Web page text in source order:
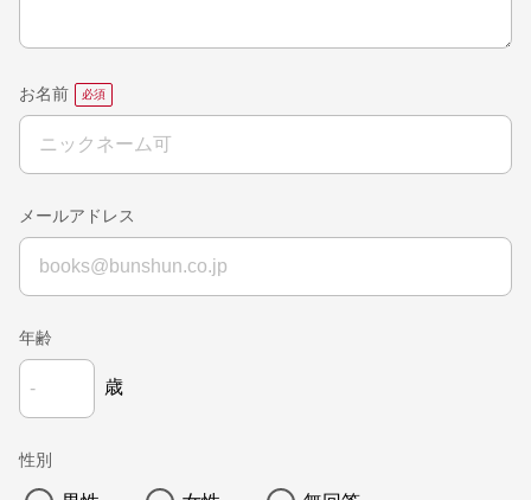
お名前
メールアドレス
年齢
歳
性別